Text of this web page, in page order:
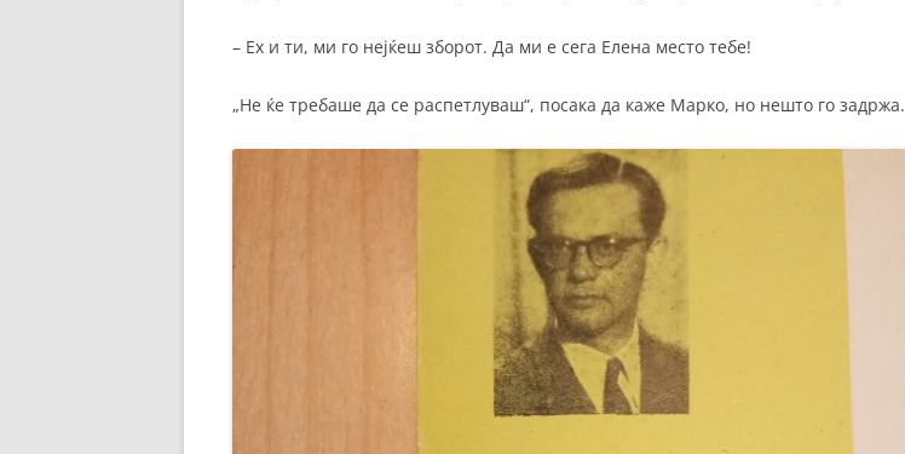
– Ех и ти, ми го нејќеш зборот. Да ми е сега Елена место тебе!
„Не ќе требаше да се распетлуваш“, посака да каже Марко, но нешто го задржа.